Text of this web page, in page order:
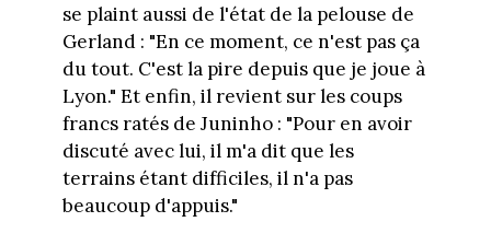
se plaint aussi de l'état de la pelouse de
Gerland : "En ce moment, ce n'est pas ça
du tout. C'est la pire depuis que je joue à
Lyon." Et enfin, il revient sur les coups
francs ratés de Juninho : "Pour en avoir
discuté avec lui, il m'a dit que les
terrains étant difficiles, il n'a pas
beaucoup d'appuis."